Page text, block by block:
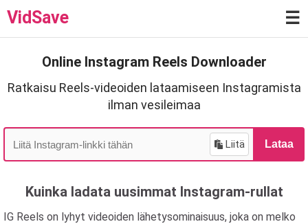
VidSave ☰
Online Instagram Reels Downloader
Ratkaisu Reels-videoiden lataamiseen Instagramista
ilman vesileimaa
Liitä Lataa
Kuinka ladata uusimmat Instagram-rullat
IG Reels on lyhyt videoiden lähetysominaisuus, joka on melko